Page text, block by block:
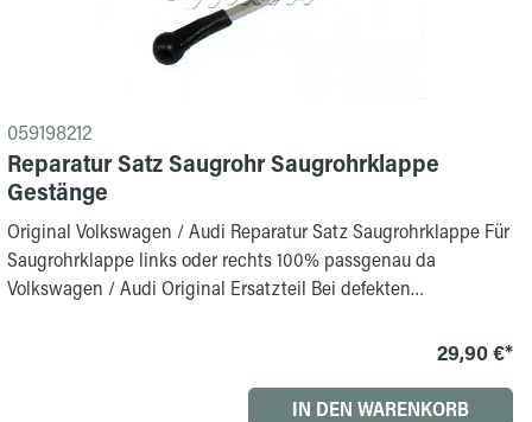
059198212
Reparatur Satz Saugrohr Saugrohrklappe
Gestänge
Original Volkswagen / Audi Reparatur Satz Saugrohrklappe Für
Saugrohrklappe links oder rechts 100% passgenau da
Volkswagen / Audi Original Ersatzteil Bei defekten
29,90 €*
IN DEN WARENKORB